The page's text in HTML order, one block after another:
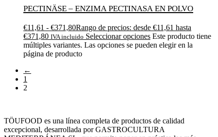
Pectinäse – enzima pectinasa en polvo
€11,61 - €371,80Rango de precios: desde €11,61 hasta
€371,80 IVA incluido Seleccionar opciones Este producto tiene
múltiples variantes. Las opciones se pueden elegir en la
página de producto
←
1
2
TÖUFOOD es una línea completa de productos de calidad
excepcional, desarrollada por GASTROCULTURA